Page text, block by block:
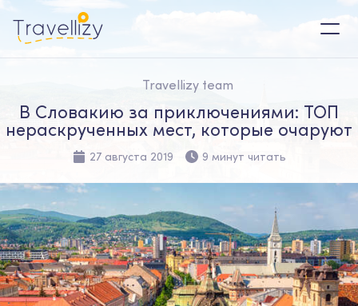
Travellizy team
В Словакию за приключениями: ТОП
нераскрученных мест, которые очаруют
27 августа 2019 9 минут читать